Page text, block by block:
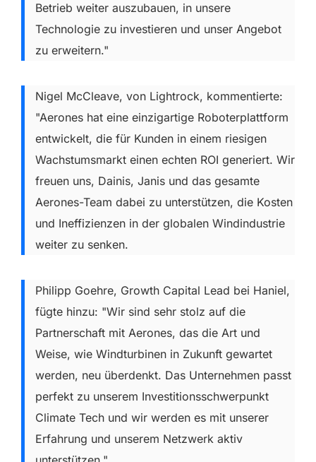
Betrieb weiter auszubauen, in unsere
Technologie zu investieren und unser Angebot
zu erweitern."
Nigel McCleave, von Lightrock, kommentierte:
"Aerones hat eine einzigartige Roboterplattform
entwickelt, die für Kunden in einem riesigen
Wachstumsmarkt einen echten ROI generiert. Wir
freuen uns, Dainis, Janis und das gesamte
Aerones-Team dabei zu unterstützen, die Kosten
und Ineffizienzen in der globalen Windindustrie
weiter zu senken.
Philipp Goehre, Growth Capital Lead bei Haniel,
fügte hinzu: "Wir sind sehr stolz auf die
Partnerschaft mit Aerones, das die Art und
Weise, wie Windturbinen in Zukunft gewartet
werden, neu überdenkt. Das Unternehmen passt
perfekt zu unserem Investitionsschwerpunkt
Climate Tech und wir werden es mit unserer
Erfahrung und unserem Netzwerk aktiv